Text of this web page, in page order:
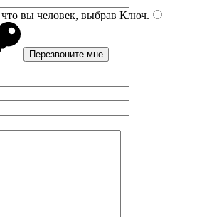
вы человек, выбрав Ключ.